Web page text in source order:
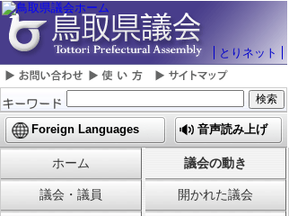
とりネット
Foreign Languages 音声読み上げ
ホーム 議会の動き
議会・議員 開かれた議会